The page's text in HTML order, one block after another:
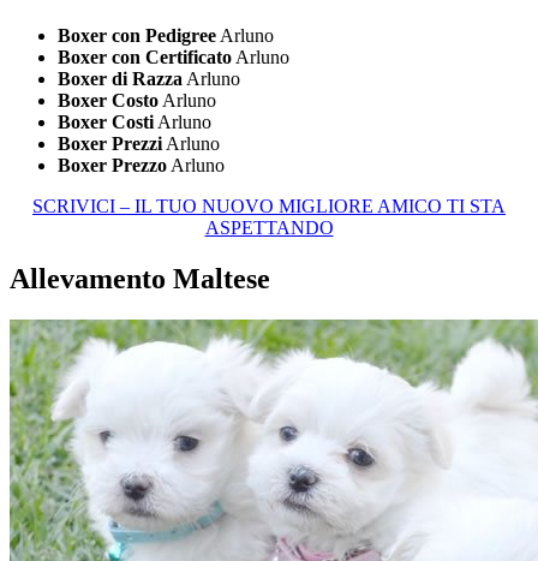
Boxer con Pedigree Arluno
Boxer con Certificato Arluno
Boxer di Razza Arluno
Boxer Costo Arluno
Boxer Costi Arluno
Boxer Prezzi Arluno
Boxer Prezzo Arluno
SCRIVICI – IL TUO NUOVO MIGLIORE AMICO TI STA
ASPETTANDO
Allevamento Maltese